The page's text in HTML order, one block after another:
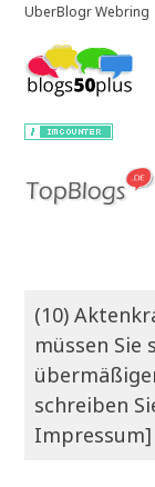
UberBlogr Webring
(10)
müssen Sie
schreiben
Impressum]